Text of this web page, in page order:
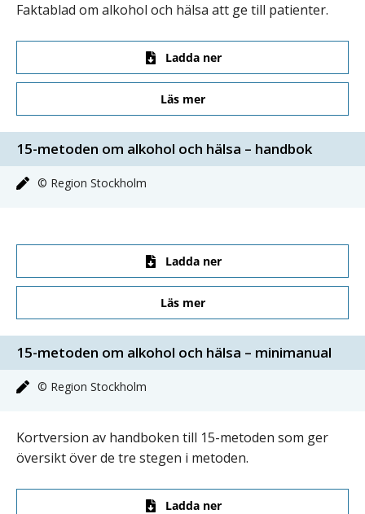
Faktablad om alkohol och hälsa att ge till patienter.
Ladda ner
Läs mer
15-metoden om alkohol och hälsa – handbok
© Region Stockholm
Ladda ner
Läs mer
15-metoden om alkohol och hälsa – minimanual
© Region Stockholm
Kortversion av handboken till 15-metoden som ger
översikt över de tre stegen i metoden.
Ladda ner